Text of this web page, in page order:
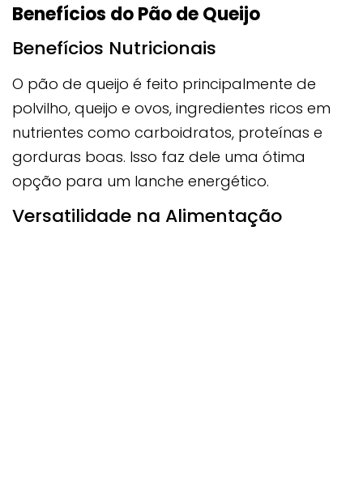
Benefícios do Pão de Queijo
Benefícios Nutricionais
O pão de queijo é feito principalmente de
polvilho, queijo e ovos, ingredientes ricos em
nutrientes como carboidratos, proteínas e
gorduras boas. Isso faz dele uma ótima
opção para um lanche energético.
Versatilidade na Alimentação